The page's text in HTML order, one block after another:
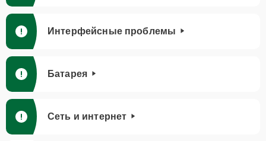
Интерфейсные проблемы
Батарея
Сеть и интернет